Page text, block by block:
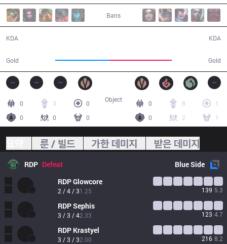
Bans
KDA
Gold Gold
KDA
0 3
0
0
0 0
0 8
1
0
2 1
Object
룬 / 빌드 가한 데미지 받은 데미지
RDP Defeat BlueSide
RDPGlowcore
2 / 4 / 31.25 139 5.3
RDPSephis
3 / 3 / 42.33 123 4.7
RDP Krastyel
3 / 3 / 32.00 216 8.2